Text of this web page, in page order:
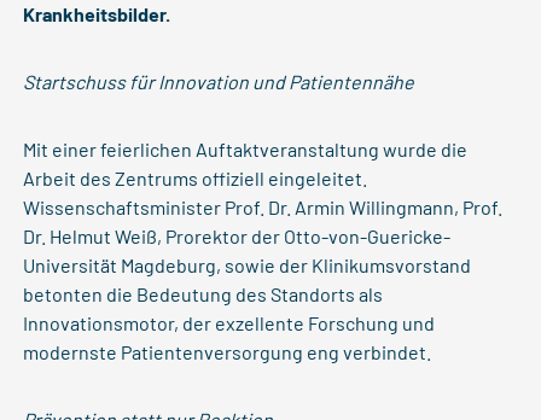
Krankheitsbilder.
Startschuss für Innovation und Patientennähe
Mit einer feierlichen Auftaktveranstaltung wurde die
Arbeit des Zentrums offiziell eingeleitet.
Wissenschaftsminister Prof. Dr. Armin Willingmann, Prof.
Dr. Helmut Weiß, Prorektor der Otto-von-Guericke-
Universität Magdeburg, sowie der Klinikumsvorstand
betonten die Bedeutung des Standorts als
Innovationsmotor, der exzellente Forschung und
modernste Patientenversorgung eng verbindet.